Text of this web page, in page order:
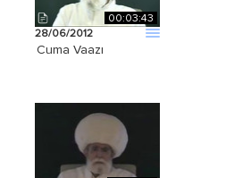
00:03:43
28/06/2012
Cuma Vaazı